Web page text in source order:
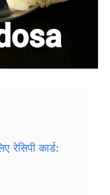
रेसिपी कार्ड: